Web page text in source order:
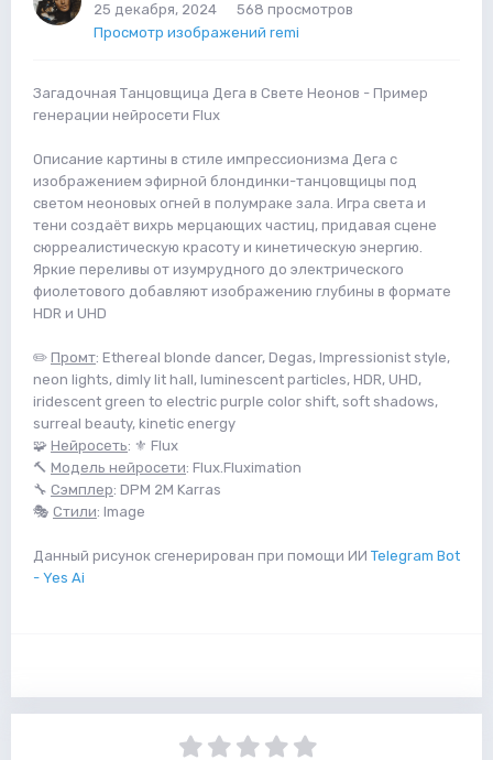
25 декабря, 2024
568 просмотров
Просмотр изображений remi
Загадочная Танцовщица Дега в Свете Неонов - Пример
генерации нейросети Flux
Описание картины в стиле импрессионизма Дега с
изображением эфирной блондинки-танцовщицы под
светом неоновых огней в полумраке зала. Игра света и
тени создаёт вихрь мерцающих частиц, придавая сцене
сюрреалистическую красоту и кинетическую энергию.
Яркие переливы от изумрудного до электрического
фиолетового добавляют изображению глубины в формате
HDR и UHD
✏️ Промт: Ethereal blonde dancer, Degas, Impressionist style,
neon lights, dimly lit hall, luminescent particles, HDR, UHD,
iridescent green to electric purple color shift, soft shadows,
surreal beauty, kinetic energy
🧩 Нейросеть: ⚜️ Flux
🔨 Модель нейросети: Flux.Fluximation
🔧 Сэмплер: DPM 2M Karras
🎭 Стили: Image
Данный рисунок сгенерирован при помощи ИИ Telegram Bot
- Yes Ai